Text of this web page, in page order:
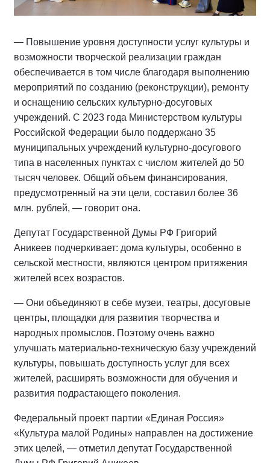
— Повышение уровня доступности услуг культуры и
возможности творческой реализации граждан
обеспечивается в том числе благодаря выполнению
мероприятий по созданию (реконструкции), ремонту
и оснащению сельских культурно-досуговых
учреждений. С 2023 года Министерством культуры
Российской Федерации было поддержано 35
муниципальных учреждений культурно-досугового
типа в населенных пунктах с числом жителей до 50
тысяч человек. Общий объем финансирования,
предусмотренный на эти цели, составил более 36
млн. рублей, — говорит она.
Депутат Государственной Думы РФ Григорий
Аникеев подчеркивает: дома культуры, особенно в
сельской местности, являются центром притяжения
жителей всех возрастов.
— Они объединяют в себе музеи, театры, досуговые
центры, площадки для развития творчества и
народных промыслов. Поэтому очень важно
улучшать материально-техническую базу учреждений
культуры, повышать доступность услуг для всех
жителей, расширять возможности для обучения и
развития подрастающего поколения.
Федеральный проект партии «Единая Россия»
«Культура малой Родины» направлен на достижение
этих целей, — отметил депутат Государственной